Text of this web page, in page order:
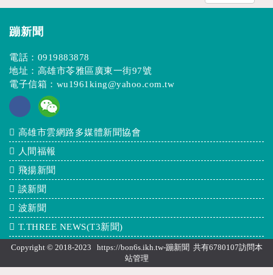
蹦新聞
電話： 0919883878
地址：高雄市苓雅區廣東一街97號
電子信箱： wu1961king@yahoo.com.tw
高雄市雲網路多媒體新聞協會
人間福報
飛揚新聞
談新聞
波新聞
T.THREE NEWS(T3新聞)
Copyright © 2018-2023 https://bon6s.ikh.tw-蹦新聞 共有6780107訪問本
站管理